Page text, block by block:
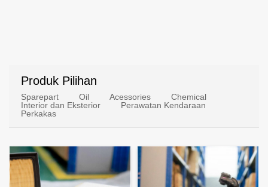
Produk Pilihan
Sparepart Oil Acessories
Chemical
Interior dan Eksterior
Perawatan Kendaraan
Perkakas